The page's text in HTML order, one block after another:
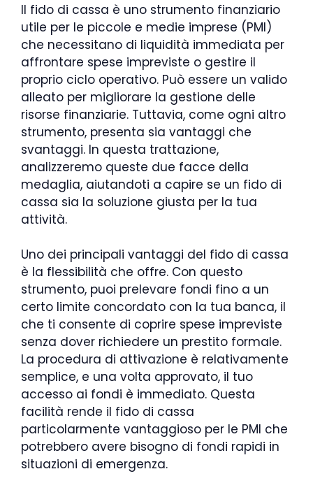
Il fido di cassa è uno strumento finanziario
utile per le piccole e medie imprese (PMI)
che necessitano di liquidità immediata per
affrontare spese impreviste o gestire il
proprio ciclo operativo. Può essere un valido
alleato per migliorare la gestione delle
risorse finanziarie. Tuttavia, come ogni altro
strumento, presenta sia vantaggi che
svantaggi. In questa trattazione,
analizzeremo queste due facce della
medaglia, aiutandoti a capire se un fido di
cassa sia la soluzione giusta per la tua
attività.
Uno dei principali vantaggi del fido di cassa
è la flessibilità che offre. Con questo
strumento, puoi prelevare fondi fino a un
certo limite concordato con la tua banca, il
che ti consente di coprire spese impreviste
senza dover richiedere un prestito formale.
La procedura di attivazione è relativamente
semplice, e una volta approvato, il tuo
accesso ai fondi è immediato. Questa
facilità rende il fido di cassa
particolarmente vantaggioso per le PMI che
potrebbero avere bisogno di fondi rapidi in
situazioni di emergenza.